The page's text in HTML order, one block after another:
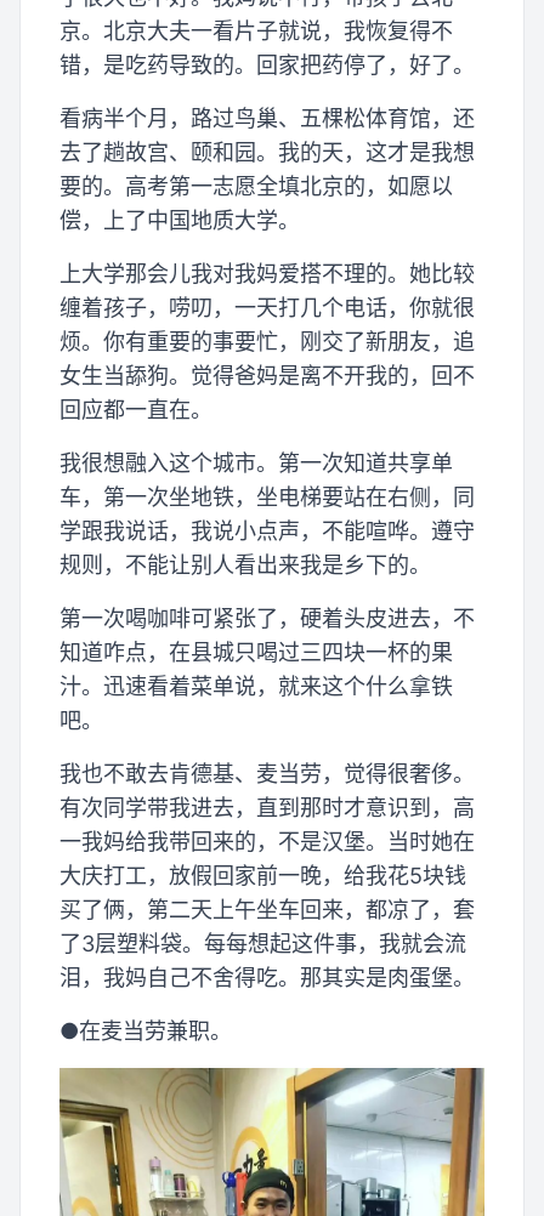
京。北京大夫一看片子就说，我恢复得不
错，是吃药导致的。回家把药停了，好了。
看病半个月，路过鸟巢、五棵松体育馆，还
去了趟故宫、颐和园。我的天，这才是我想
要的。高考第一志愿全填北京的，如愿以
偿，上了中国地质大学。
上大学那会儿我对我妈爱搭不理的。她比较
缠着孩子，唠叨，一天打几个电话，你就很
烦。你有重要的事要忙，刚交了新朋友，追
女生当舔狗。觉得爸妈是离不开我的，回不
回应都一直在。
我很想融入这个城市。第一次知道共享单
车，第一次坐地铁，坐电梯要站在右侧，同
学跟我说话，我说小点声，不能喧哗。遵守
规则，不能让别人看出来我是乡下的。
第一次喝咖啡可紧张了，硬着头皮进去，不
知道咋点，在县城只喝过三四块一杯的果
汁。迅速看着菜单说，就来这个什么拿铁
吧。
我也不敢去肯德基、麦当劳，觉得很奢侈。
有次同学带我进去，直到那时才意识到，高
一我妈给我带回来的，不是汉堡。当时她在
大庆打工，放假回家前一晚，给我花5块钱
买了俩，第二天上午坐车回来，都凉了，套
了3层塑料袋。每每想起这件事，我就会流
泪，我妈自己不舍得吃。那其实是肉蛋堡。
●在麦当劳兼职。